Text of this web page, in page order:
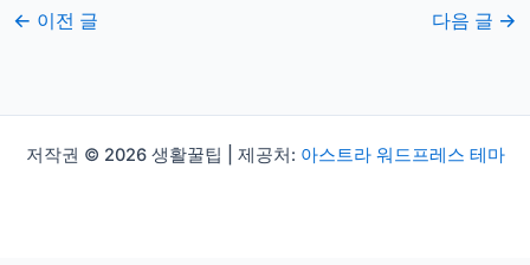
← 이전 글 다음 글 →
저작권 © 2026 생활꿀팁 | 제공처: 아스트라 워드프레스 테마